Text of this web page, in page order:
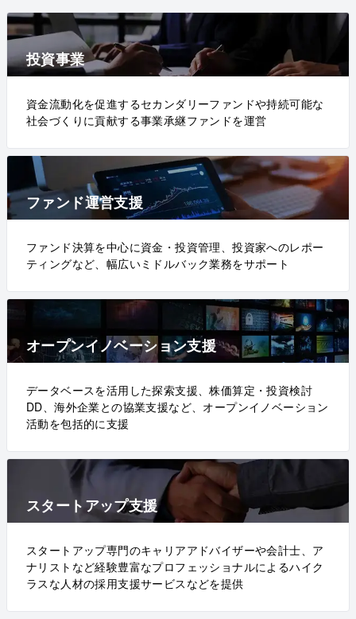
投資事業
資金流動化を促進するセカンダリーファンドや持続可能な
社会づくりに貢献する事業承継ファンドを運営
ファンド運営支援
ファンド決算を中心に資金・投資管理、投資家へのレポー
ティングなど、幅広いミドルバック業務をサポート
オープンイノベーション支援
データベースを活用した探索支援、株価算定・投資検討
DD、海外企業との協業支援など、オープンイノベーション
活動を包括的に支援
スタートアップ支援
スタートアップ専門のキャリアアドバイザーや会計士、ア
ナリストなど経験豊富なプロフェッショナルによるハイク
ラスな人材の採用支援サービスなどを提供